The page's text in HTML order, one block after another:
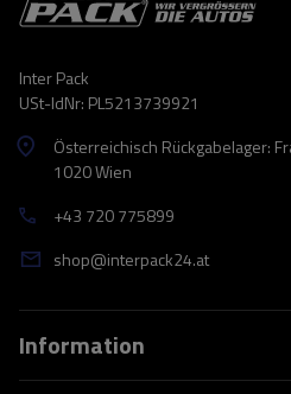
Inter Pack
USt-IdNr: PL5213739921
Österreichisch Rückgabelager:
1020 Wien
+43 720 775899
shop@interpack24.at
Information